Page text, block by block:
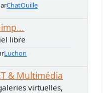
ChatOuille
libre
Luchon
& Multimédia
virtuelles,